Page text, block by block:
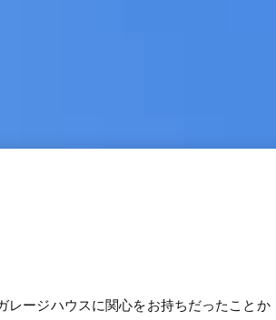
レージハウスに関心をお持ちだったことか